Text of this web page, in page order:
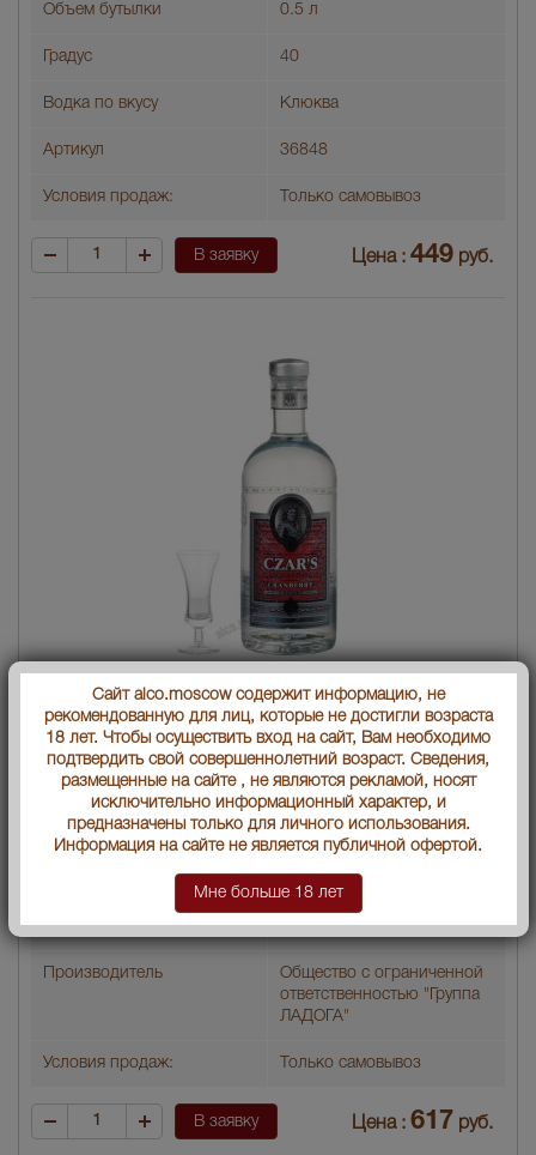
Объем бутылки 0.5 л
Градус 40
Водка по вкусу Клюква
Артикул 36848
Условия продаж: Только самовывоз
В заявку Цена : 449 руб.
Настойка Царская Оригинальная Клюква Ладога 0.75l
Страна производства Россия
Объем бутылки 0.75 л
Градус 40
Клюква
Артикул 02557
Производитель
Общество с ограниченной
ответственностью "Группа
ЛАДОГА"
Условия продаж: Только самовывоз
В заявку Цена : 617 руб.
Сайт alco.moscow содержит информацию, не
рекомендованную для лиц, которые не достигли возраста
18 лет. Чтобы осуществить вход на сайт, Вам необходимо
подтвердить свой совершеннолетний возраст. Сведения,
размещенные на сайте , не являются рекламой, носят
исключительно информационный характер, и
предназначены только для личного использования.
Информация на сайте не является публичной офертой.
Мне больше 18 лет